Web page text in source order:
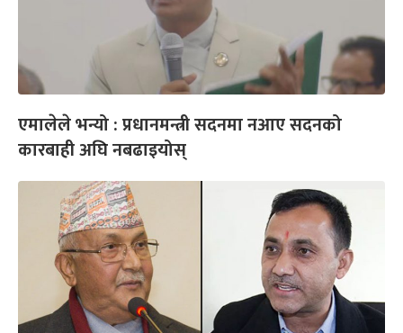
एमालेले भन्यो : प्रधानमन्त्री सदनमा नआए सदनको
कारबाही अघि नबढाइयोस्